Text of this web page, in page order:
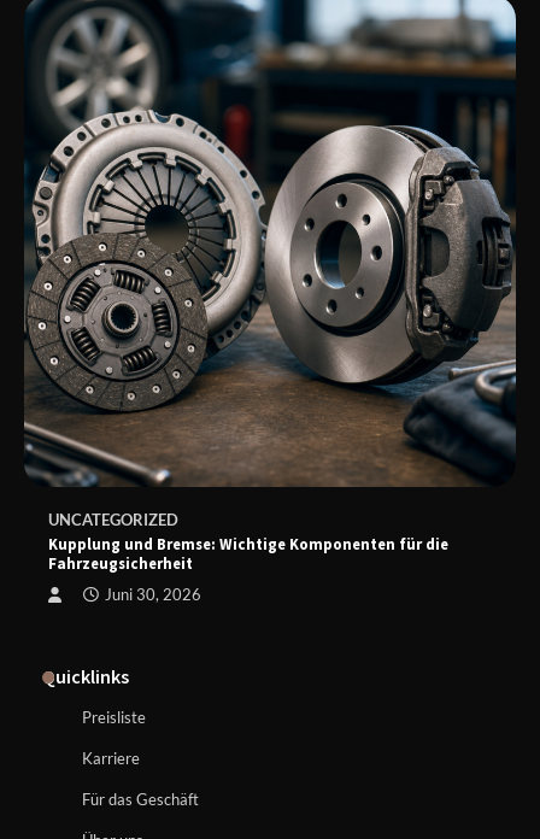
UNCATEGORIZED
Kupplung und Bremse: Wichtige Komponenten für die
Fahrzeugsicherheit
Juni 30, 2026
Quicklinks
Preisliste
Karriere
Für das Geschäft